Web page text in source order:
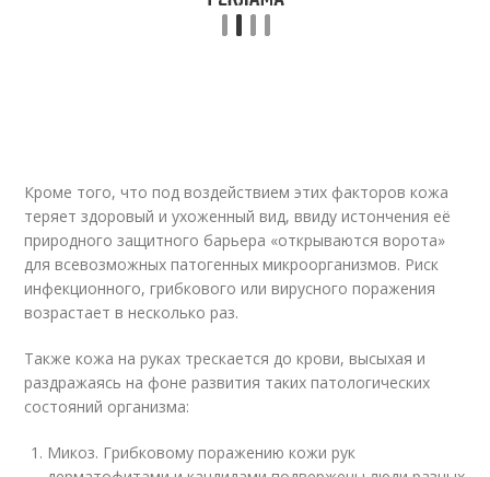
Кроме того, что под воздействием этих факторов кожа
теряет здоровый и ухоженный вид, ввиду истончения её
природного защитного барьера «открываются ворота»
для всевозможных патогенных микроорганизмов. Риск
инфекционного, грибкового или вирусного поражения
возрастает в несколько раз.
Также кожа на руках трескается до крови, высыхая и
раздражаясь на фоне развития таких патологических
состояний организма:
Микоз. Грибковому поражению кожи рук